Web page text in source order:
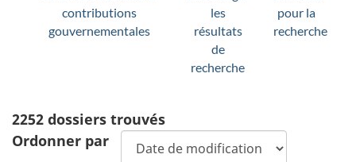
contributions
gouvernementales
les
résultats
de
recherche
pour la
recherche
2252 dossiers trouvés
Ordonner par